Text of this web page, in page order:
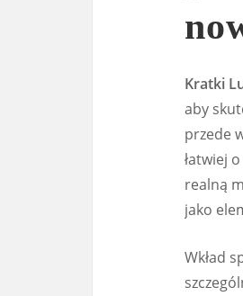
Kratki
aby
przede
łatwiej
realną
jako
Wkład